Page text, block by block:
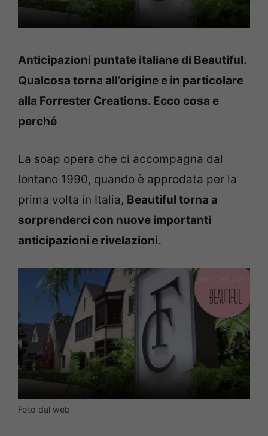
Anticipazioni puntate italiane di Beautiful.
Qualcosa torna all’origine e in particolare
alla Forrester Creations. Ecco cosa e
perché
La soap opera che ci accompagna dal
lontano 1990, quando è approdata per la
prima volta in Italia, Beautiful torna a
sorprenderci con nuove importanti
anticipazioni e rivelazioni.
Foto dal web